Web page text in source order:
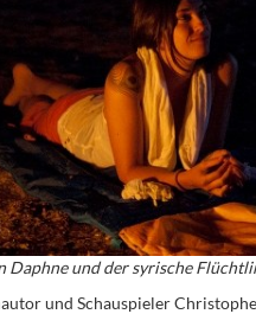
Daphne und der syrische
und Schauspieler